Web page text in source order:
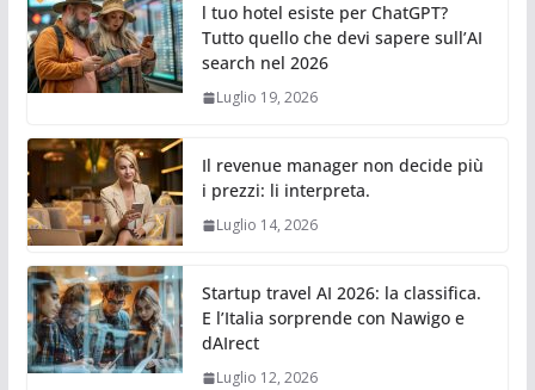
l tuo hotel esiste per ChatGPT?
Tutto quello che devi sapere sull’AI
search nel 2026
Luglio 19, 2026
Il revenue manager non decide più
i prezzi: li interpreta.
Luglio 14, 2026
Startup travel AI 2026: la classifica.
E l’Italia sorprende con Nawigo e
dAIrect
Luglio 12, 2026